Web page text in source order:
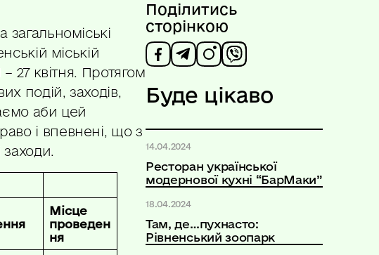
міській
27 квітня. Протягом
подій, заходів,
аби цей
і впевнені, що з
Місце
проведен
ня
Поділитись
сторінкою
Буде цікаво
14.04.2024
Ресторан української
модернової кухні “БарМаки”
18.04.2024
Там, де…пухнасто:
Рівненський зоопарк